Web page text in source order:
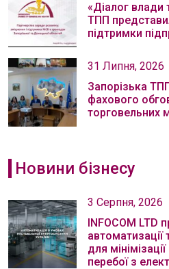
«Діалог влади
ТПП
підтримки
31 Липня, 2026
Запорізька
фахового
торговельних
Новини бізнесу
3 Серпня, 2026
INFOCOM LTD
для
перебої з